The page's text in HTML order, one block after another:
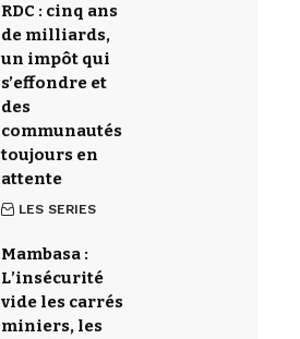
RDC : cinq ans
de milliards,
un impôt qui
s’effondre et
des
communautés
toujours en
attente
LES SERIES
Mambasa :
L’insécurité
vide les carrés
miniers, les